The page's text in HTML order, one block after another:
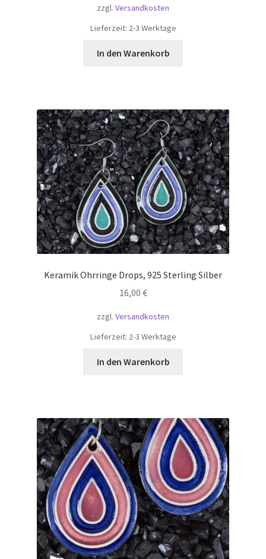
zzgl. Versandkosten
Lieferzeit: 2-3 Werktage
In den Warenkorb
Keramik Ohrringe Drops, 925 Sterling Silber
16,00 €
zzgl. Versandkosten
Lieferzeit: 2-3 Werktage
In den Warenkorb